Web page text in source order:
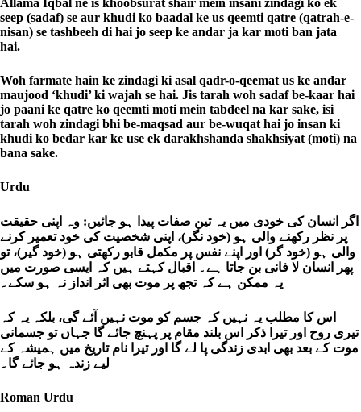
Allama Iqbal ne is khoobsurat shair mein insani zindagi ko ek
seep (sadaf) se aur khudi ko baadal ke us qeemti qatre (qatrah-e-
nisan) se tashbeeh di hai jo seep ke andar ja kar moti ban jata
hai.
Woh farmate hain ke zindagi ki asal qadr-o-qeemat us ke andar
maujood ‘khudi’ ki wajah se hai. Jis tarah woh sadaf be-kaar hai
jo paani ke qatre ko qeemti moti mein tabdeel na kar sake, isi
tarah woh zindagi bhi be-maqsad aur be-wuqat hai jo insan ki
khudi ko bedar kar ke use ek darakhshanda shakhsiyat (moti) na
bana sake.
Urdu
اگر انسان کی خودی میں یہ تین صفات پیدا ہو جائیں: وہ اپنی حقیقت
پر نظر رکھنے والی ہو (خود نگر)، اپنی شخصیت کی خود تعمیر کرنے
والی ہو (خود گر) اور اپنے نفس پر مکمل قابو رکھتی ہو (خود گیر)، تو
پھر انسان لا فانی بن جاتا ہے۔ اقبال کہتے ہیں کہ ایسی صورت میں
اس کا مطلب یہ نہیں کہ جسم کو موت نہیں آئے گی، بلکہ یہ کہ
تیری روح اور تیرا ذکر اس بلند مقام پر پہنچ جائے گا جہاں تو جسمانی
موت کے بعد بھی ابدی زندگی پا لے گا اور تیرا نام تاریخ میں ہمیشہ کے
لیے زندہ ہو جائے گا۔
Roman Urdu